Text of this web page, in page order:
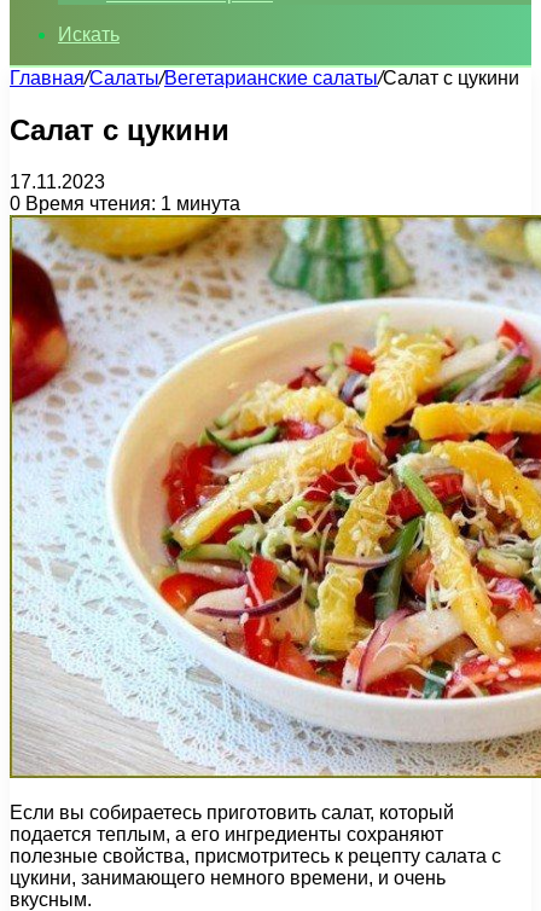
Искать
Главная/Салаты/Вегетарианские салаты/Салат с цукини
Салат с цукини
17.11.2023
0 Время чтения: 1 минута
Если вы собираетесь приготовить салат, который
подается теплым, а его ингредиенты сохраняют
полезные свойства, присмотритесь к рецепту салата с
цукини, занимающего немного времени, и очень
вкусным.